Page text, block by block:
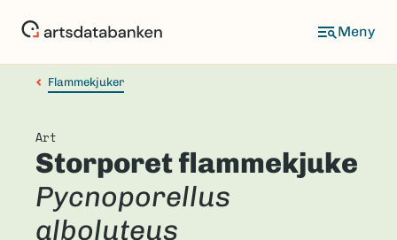
Flammekjuker
Art
Storporet flammekjuke
Pycnoporellus
alboluteus